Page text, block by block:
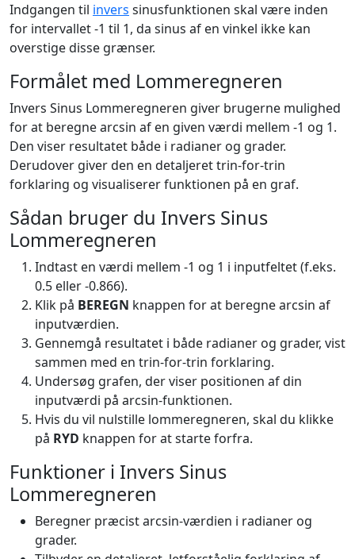
Indgangen til invers sinusfunktionen skal være inden
for intervallet -1 til 1, da sinus af en vinkel ikke kan
overstige disse grænser.
Formålet med Lommeregneren
Invers Sinus Lommeregneren giver brugerne mulighed
for at beregne arcsin af en given værdi mellem -1 og 1.
Den viser resultatet både i radianer og grader.
Derudover giver den en detaljeret trin-for-trin
forklaring og visualiserer funktionen på en graf.
Sådan bruger du Invers Sinus
Lommeregneren
Indtast en værdi mellem -1 og 1 i inputfeltet (f.eks.
0.5 eller -0.866).
Klik på BEREGN knappen for at beregne arcsin af
inputværdien.
Gennemgå resultatet i både radianer og grader, vist
sammen med en trin-for-trin forklaring.
Undersøg grafen, der viser positionen af din
inputværdi på arcsin-funktionen.
Hvis du vil nulstille lommeregneren, skal du klikke
på RYD knappen for at starte forfra.
Funktioner i Invers Sinus
Lommeregneren
Beregner præcist arcsin-værdien i radianer og
grader.